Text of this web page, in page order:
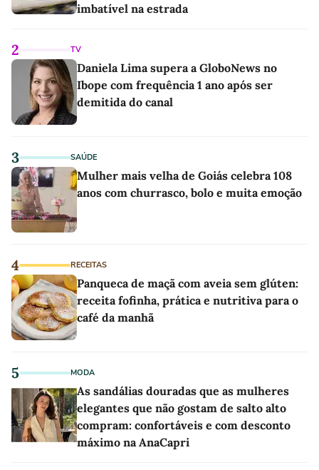
imbatível na estrada
2 TV
Daniela Lima supera a GloboNews no
Ibope com frequência 1 ano após ser
demitida do canal
3 SAÚDE
Mulher mais velha de Goiás celebra 108
anos com churrasco, bolo e muita emoção
4 RECEITAS
Panqueca de maçã com aveia sem glúten:
receita fofinha, prática e nutritiva para o
café da manhã
5 MODA
As sandálias douradas que as mulheres
elegantes que não gostam de salto alto
compram: confortáveis e com desconto
máximo na AnaCapri